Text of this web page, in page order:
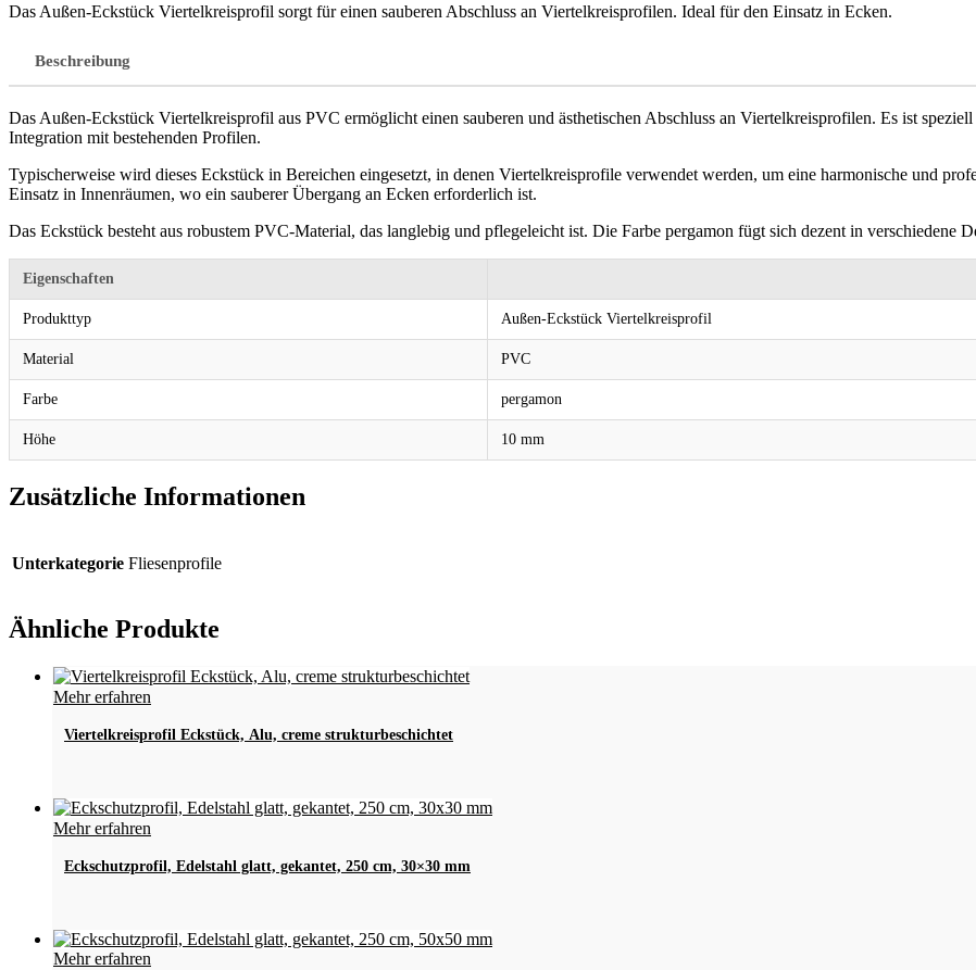
Das Außen-Eckstück Viertelkreisprofil sorgt für einen sauberen Abschluss an Viertelkreisprofilen. Ideal für den Einsatz in Ecken.
Beschreibung
Das Außen-Eckstück Viertelkreisprofil aus PVC ermöglicht einen sauberen und ästhetischen Abschluss an Viertelkreisprofilen. Es ist
Integration mit bestehenden Profilen.
Typischerweise wird dieses Eckstück in Bereichen eingesetzt, in denen Viertelkreisprofile verwendet werden, um eine harmonische und
Einsatz in Innenräumen, wo ein sauberer Übergang an Ecken erforderlich ist.
Das Eckstück besteht aus robustem PVC-Material, das langlebig und pflegeleicht ist. Die Farbe pergamon fügt sich dezent in verschiedene
Eigenschaften
Produkttyp Außen-Eckstück Viertelkreisprofil
Material PVC
Farbe pergamon
Höhe 10 mm
Zusätzliche Informationen
Unterkategorie Fliesenprofile
Ähnliche Produkte
Mehr erfahren
weist
Die
auf
gewählt
werden
Viertelkreisprofil Eckstück, Alu, creme strukturbeschichtet
Mehr erfahren
Eckschutzprofil, Edelstahl glatt, gekantet, 250 cm, 30×30 mm
Mehr erfahren